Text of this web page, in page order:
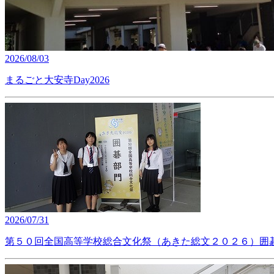
2026/08/03
まるごと大安寺Day2026
2026/07/31
第５０回全国高等学校総合文化祭（あきた総文２０２６）囲